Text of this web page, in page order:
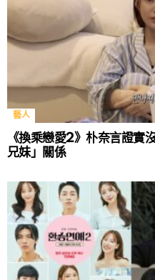
藝人
《換乘戀愛2》朴奈言證實
兄妹」關係